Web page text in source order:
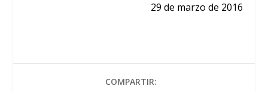
29 de marzo de 2016
COMPARTIR: